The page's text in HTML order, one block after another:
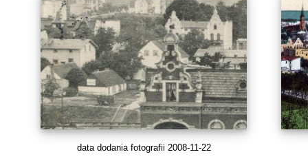
data dodania fotografii 2008-11-22